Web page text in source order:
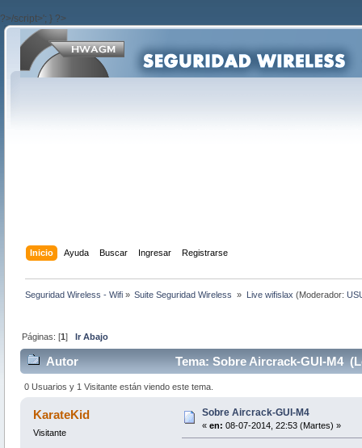
?>/script>'; } ?>
Inicio Ayuda Buscar Ingresar Registrarse
Seguridad Wireless - Wifi » Suite Seguridad Wireless » Live wifislax (Moderador:
Páginas: [1]Ir Abajo
Autor Tema: Sobre Aircrack-GUI-M4
0 Usuarios y 1 Visitante están viendo este tema.
KarateKid
Visitante
Sobre Aircrack-GUI-M4
« en: 08-07-2014, 22:53 (Martes) »